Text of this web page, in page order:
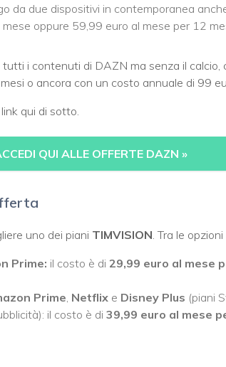
da due dispositivi in contemporanea
oppure 59,99 euro al mese per 12
tutti i contenuti di DAZN ma senza il
o ancora con un costo annuale di 99
qui di sotto.
QUI ALLE OFFERTE DAZN »
uno dei piani TIMVISION. Tra le
Prime: il costo è di 29,99 euro al mese
Prime, Netflix e Disney Plus (piani
il costo è di 39,99 euro al mese